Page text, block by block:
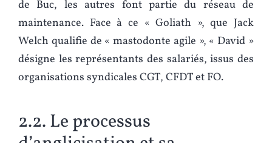
de Buc, les autres font partie du réseau de
maintenance. Face à ce « Goliath », que Jack
Welch qualifie de « mastodonte agile », « David »
désigne les représentants des salariés, issus des
organisations syndicales CGT, CFDT et FO.
2.2. Le processus